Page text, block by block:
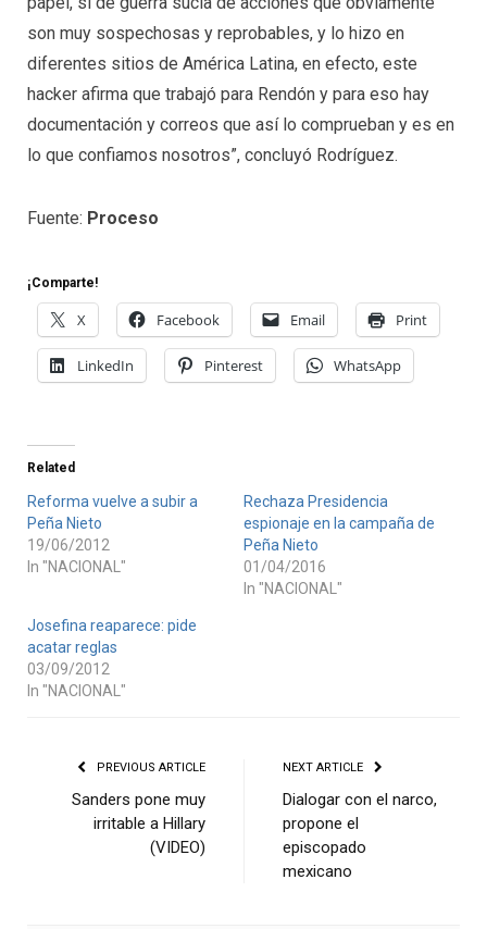
son muy sospechosas y reprobables, y lo hizo en
diferentes sitios de América Latina, en efecto, este
hacker afirma que trabajó para Rendón y para eso hay
documentación y correos que así lo comprueban y es en
lo que confiamos nosotros”, concluyó Rodríguez.
Fuente: Proceso
¡Comparte!
X Facebook Email Print
LinkedIn Pinterest WhatsApp
Related
Reforma vuelve a subir a
Peña Nieto
19/06/2012
In "NACIONAL"
Rechaza Presidencia
espionaje en la campaña de
Peña Nieto
01/04/2016
In "NACIONAL"
Josefina reaparece: pide
acatar reglas
03/09/2012
In "NACIONAL"
PREVIOUS ARTICLE
Sanders pone muy
irritable a Hillary
(VIDEO)
NEXT ARTICLE
Dialogar con el narco,
propone el
episcopado
mexicano